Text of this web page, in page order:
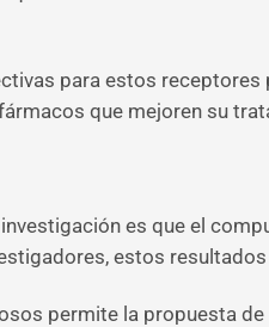
para estos
que mejoren su
es que el
estos
permite la propuesta